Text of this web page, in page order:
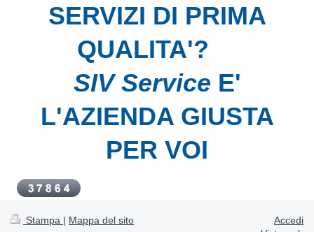
SERVIZI DI PRIMA
QUALITA'?
SIV Service E'
L'AZIENDA GIUSTA
PER VOI
Stampa | Mappa del sito
Accedi